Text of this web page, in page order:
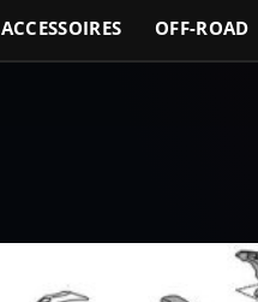
ACCESSOIRES OFF-ROAD